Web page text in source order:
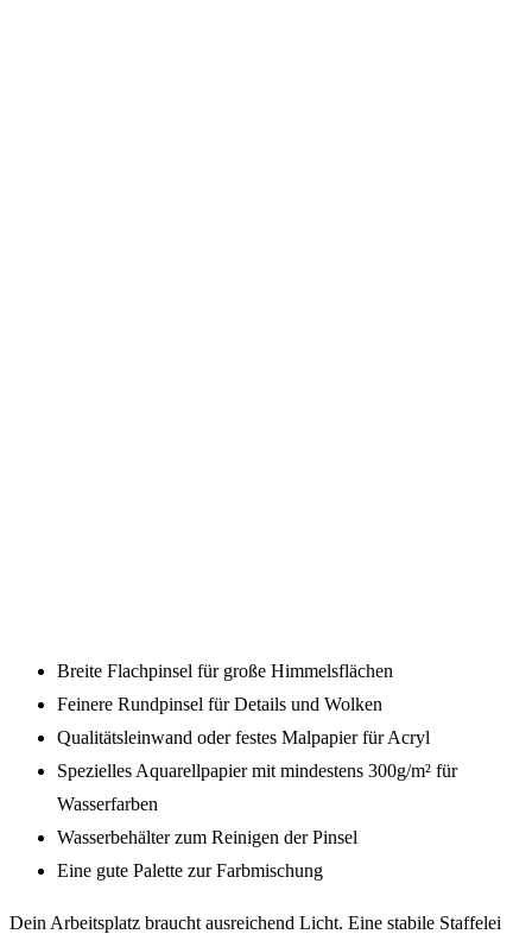
Breite Flachpinsel für große Himmelsflächen
Feinere Rundpinsel für Details und Wolken
Qualitätsleinwand oder festes Malpapier für Acryl
Spezielles Aquarellpapier mit mindestens 300g/m² für
Wasserfarben
Wasserbehälter zum Reinigen der Pinsel
Eine gute Palette zur Farbmischung
Dein Arbeitsplatz braucht ausreichend Licht. Eine stabile Staffelei